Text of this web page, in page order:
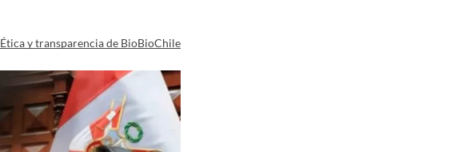
Ética y transparencia de BioBioChile